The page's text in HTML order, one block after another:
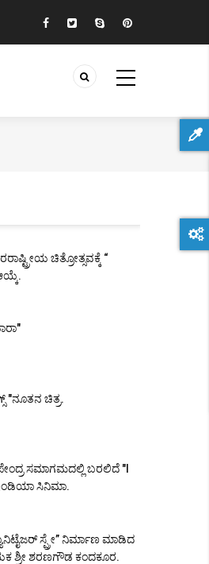
ಚಿತ್ರೋತ್ಸವಕ್ಕೆ “
"ನೂತನ ಚಿತ್ರ.
ಸಮಾಗಮದಲ್ಲಿ ಬರಲಿದೆ "I
ಸಿನಿಮಾ.
ಸ್ಪ್ರೇ” ನಿರ್ಮಾಣ ಮಾಡಿದ
ಶ್ರೀ ಶರಣಗೌಡ ಕಂದಕೂರ.